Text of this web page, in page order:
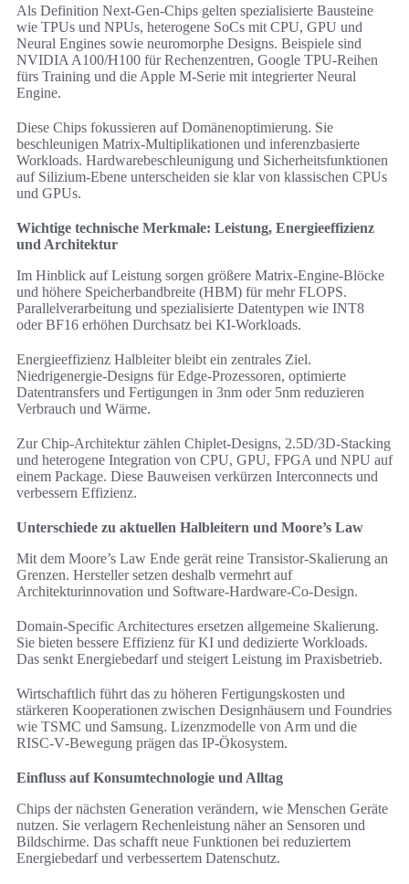
Als Definition Next-Gen-Chips gelten spezialisierte Bausteine
wie TPUs und NPUs, heterogene SoCs mit CPU, GPU und
Neural Engines sowie neuromorphe Designs. Beispiele sind
NVIDIA A100/H100 für Rechenzentren, Google TPU-Reihen
fürs Training und die Apple M‑Serie mit integrierter Neural
Engine.
Diese Chips fokussieren auf Domänenoptimierung. Sie
beschleunigen Matrix-Multiplikationen und inferenzbasierte
Workloads. Hardwarebeschleunigung und Sicherheitsfunktionen
auf Silizium-Ebene unterscheiden sie klar von klassischen CPUs
und GPUs.
Wichtige technische Merkmale: Leistung, Energieeffizienz
und Architektur
Im Hinblick auf Leistung sorgen größere Matrix-Engine‑Blöcke
und höhere Speicherbandbreite (HBM) für mehr FLOPS.
Parallelverarbeitung und spezialisierte Datentypen wie INT8
oder BF16 erhöhen Durchsatz bei KI-Workloads.
Energieeffizienz Halbleiter bleibt ein zentrales Ziel.
Niedrigenergie‑Designs für Edge-Prozessoren, optimierte
Datentransfers und Fertigungen in 3nm oder 5nm reduzieren
Verbrauch und Wärme.
Zur Chip-Architektur zählen Chiplet-Designs, 2.5D/3D‑Stacking
und heterogene Integration von CPU, GPU, FPGA und NPU auf
einem Package. Diese Bauweisen verkürzen Interconnects und
verbessern Effizienz.
Unterschiede zu aktuellen Halbleitern und Moore’s Law
Mit dem Moore’s Law Ende gerät reine Transistor-Skalierung an
Grenzen. Hersteller setzen deshalb vermehrt auf
Architekturinnovation und Software‑Hardware-Co-Design.
Domain-Specific Architectures ersetzen allgemeine Skalierung.
Sie bieten bessere Effizienz für KI und dedizierte Workloads.
Das senkt Energiebedarf und steigert Leistung im Praxisbetrieb.
Wirtschaftlich führt das zu höheren Fertigungskosten und
stärkeren Kooperationen zwischen Designhäusern und Foundries
wie TSMC und Samsung. Lizenzmodelle von Arm und die
RISC‑V‑Bewegung prägen das IP‑Ökosystem.
Einfluss auf Konsumtechnologie und Alltag
Chips der nächsten Generation verändern, wie Menschen Geräte
nutzen. Sie verlagern Rechenleistung näher an Sensoren und
Bildschirme. Das schafft neue Funktionen bei reduziertem
Energiebedarf und verbessertem Datenschutz.